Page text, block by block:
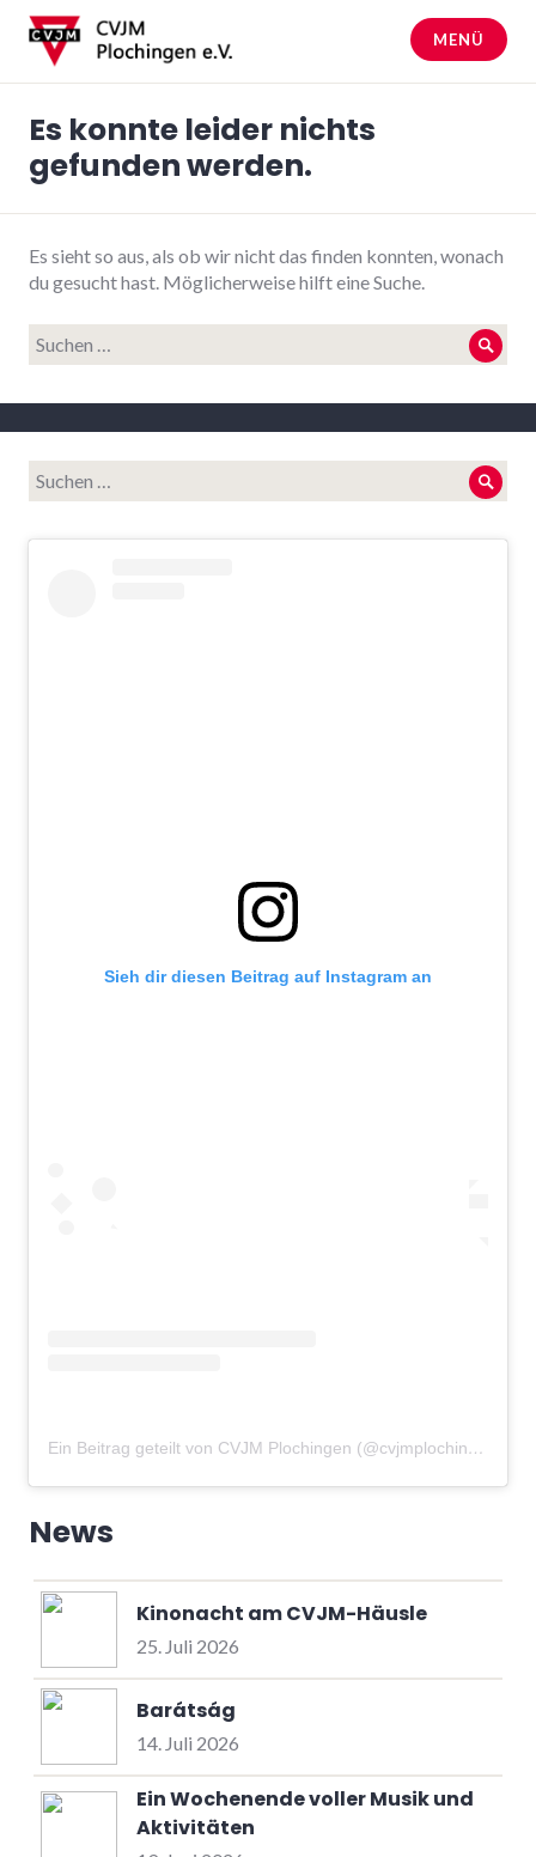
Zum
Inhalt
springen
MENÜ
Es konnte leider nichts
gefunden werden.
Es sieht so aus, als ob wir nicht das finden konnten, wonach
du gesucht hast. Möglicherweise hilft eine Suche.
Suche
nach:
Suche
nach:
Sieh dir diesen Beitrag auf Instagram an
Ein Beitrag geteilt von CVJM Plochingen (@cvjmplochingen)
News
Kinonacht am CVJM-Häusle
25. Juli 2026
Barátság
14. Juli 2026
Ein Wochenende voller Musik und
Aktivitäten